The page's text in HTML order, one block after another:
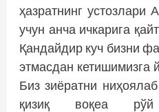
ҳазратнинг устозлари
учун анча ичкарига
Қандайдир куч бизни
этмасдан кетишимизга
Биз зиёратни
қизиқ воқеа